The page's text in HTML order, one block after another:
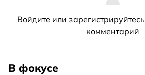
Войдите или зарегистрируйтесь
комментарий
В фокусе